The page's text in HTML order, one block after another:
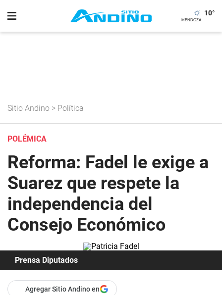
10°
Sitio Andino > Política
POLÉMICA
Reforma: Fadel le exige a
Suarez que respete la
independencia del
Consejo Económico
Prensa Diputados
Agregar Sitio Andino en